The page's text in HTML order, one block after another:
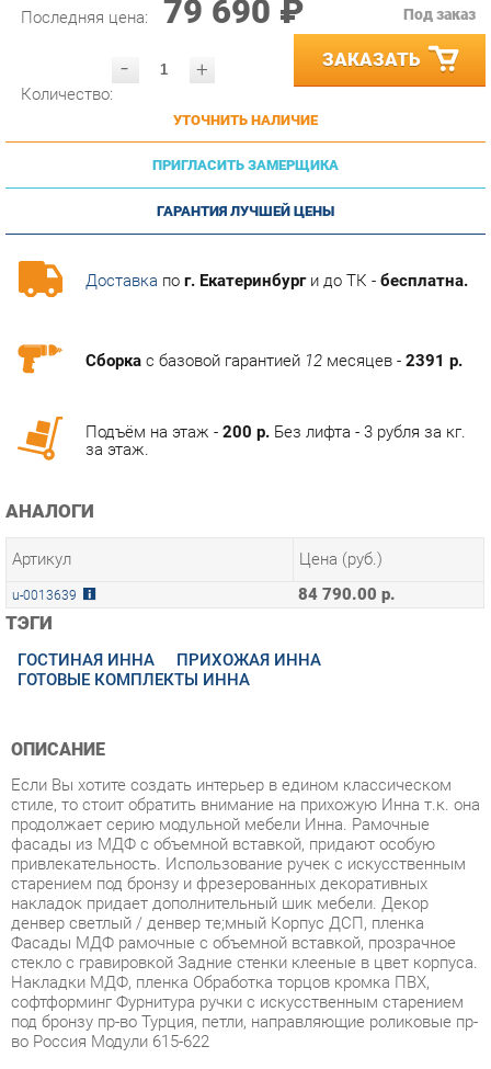
- ЗАКАЗАТЬ
УТОЧНИТЬ НАЛИЧИЕ
ПРИГЛАСИТЬ ЗАМЕРЩИКА
ГАРАНТИЯ ЛУЧШЕЙ ЦЕНЫ
Доставкапог. Екатеринбурги до ТК -бесплатна.
АНАЛОГИ
Артикул
u-0013639 84 790.00 р.
ТЭГИ
ГОСТИНАЯ ИННА ПРИХОЖАЯ ИННА
ГОТОВЫЕ КОМПЛЕКТЫ ИННА
ОПИСАНИЕ
продолжает серию модульной мебели Инна. Рамочные
привлекательность. Использование ручек с искусственным
старением под бронзу и фрезерованных декоративных
накладок придает дополнительный шик мебели. Декор
денвер светлый / денвер тe;мный Корпус ДСП, пленка
Фасады МДФ рамочные с объемной вставкой, прозрачное
стекло с гравировкой Задние стенки клееные в цвет корпуса.
Накладки МДФ, пленка Обработка торцов кромка ПВХ,
софтформинг Фурнитура ручки с искусственным старением
под бронзу пр-во Турция, петли, направляющие роликовые пр-
во Россия Модули 615-622
Условия покупки
Благодаря качественным фото, исчерпывающей информации
о характеристиках и параметрах, а также отзывам